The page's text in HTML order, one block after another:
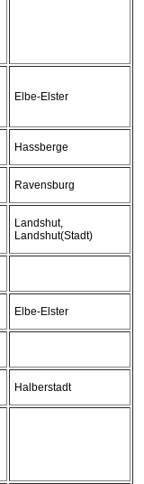
Elbe-Elster
Hassberge
Ravensburg
Landshut,
Landshut(Stadt)
Elbe-Elster
Halberstadt